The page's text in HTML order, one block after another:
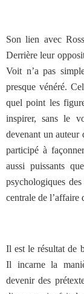
Son lien avec
Derrière leur
Voit n’a pas
presque vénéré.
quel point les
inspirer, sans le
devenant un
participé à
aussi puissants
psychologiques
centrale de l’affaire
Il est le résultat de
Il incarne la
devenir des